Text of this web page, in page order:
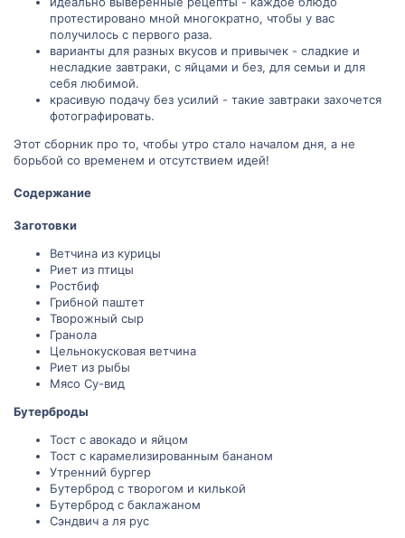
протестировано мной многократно, чтобы у вас
получилось с первого раза.
варианты для разных вкусов и привычек - сладкие и
несладкие завтраки, с яйцами и без, для семьи и для
себя любимой.
красивую подачу без усилий - такие завтраки захочется
фотографировать.
Этот сборник про то, чтобы утро стало началом дня, а не
борьбой со временем и отсутствием идей!
Содержание
Заготовки
Ветчина из курицы
Риет из птицы
Ростбиф
Грибной паштет
Творожный сыр
Гранола
Цельнокусковая ветчина
Риет из рыбы
Мясо Су-вид
Бутерброды
Тост с авокадо и яйцом
Тост с карамелизированным бананом
Утренний бургер
Бутерброд с творогом и килькой
Бутерброд с баклажаном
Сэндвич а ля рус